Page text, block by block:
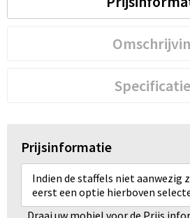
Prijsinformatie
Indien de staffels niet aanwezig
eerst een optie hierboven
Draai uw mobiel voor de Prijs